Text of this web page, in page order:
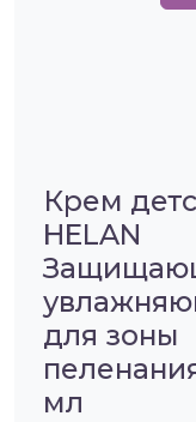
Крем
HELAN
для зоны
мл